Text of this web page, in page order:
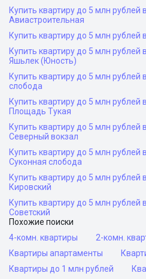
Купить квартиру до 5 млн рублей
Авиастроительная
Купить квартиру до 5 млн рублей
Купить квартиру до 5 млн рублей
Яшьлек (Юность)
Купить квартиру до 5 млн рублей
слобода
Купить квартиру до 5 млн рублей
Площадь Тукая
Купить квартиру до 5 млн рублей
Северный вокзал
Купить квартиру до 5 млн рублей
Суконная слобода
Купить квартиру до 5 млн рублей
Кировский
Купить квартиру до 5 млн рублей
Советский
Похожие поиски
4-комн. квартиры
2-комн.
Квартиры апартаменты
Квартиры до 1 млн рублей